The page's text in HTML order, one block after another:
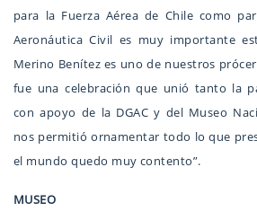
para la Fuerza Aérea de Chile como
Aeronáutica Civil es muy importante
Merino Benítez es uno de nuestros
fue una celebración que unió tanto la
con apoyo de la DGAC y del Museo
nos permitió ornamentar todo lo que
el mundo quedo muy contento”.
MUSEO